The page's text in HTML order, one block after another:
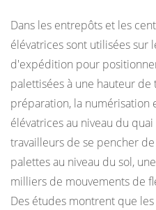
différence
entre
une
table
élévatrice
et
un
transpalette
?
Dans les entrepôts et les
élévatrices sont utilisées sur
d'expédition pour
palettisées à une hauteur
préparation, la numérisation
élévatrices au niveau du
travailleurs de se pencher
palettes au niveau du sol,
milliers de mouvements de
Des études montrent que